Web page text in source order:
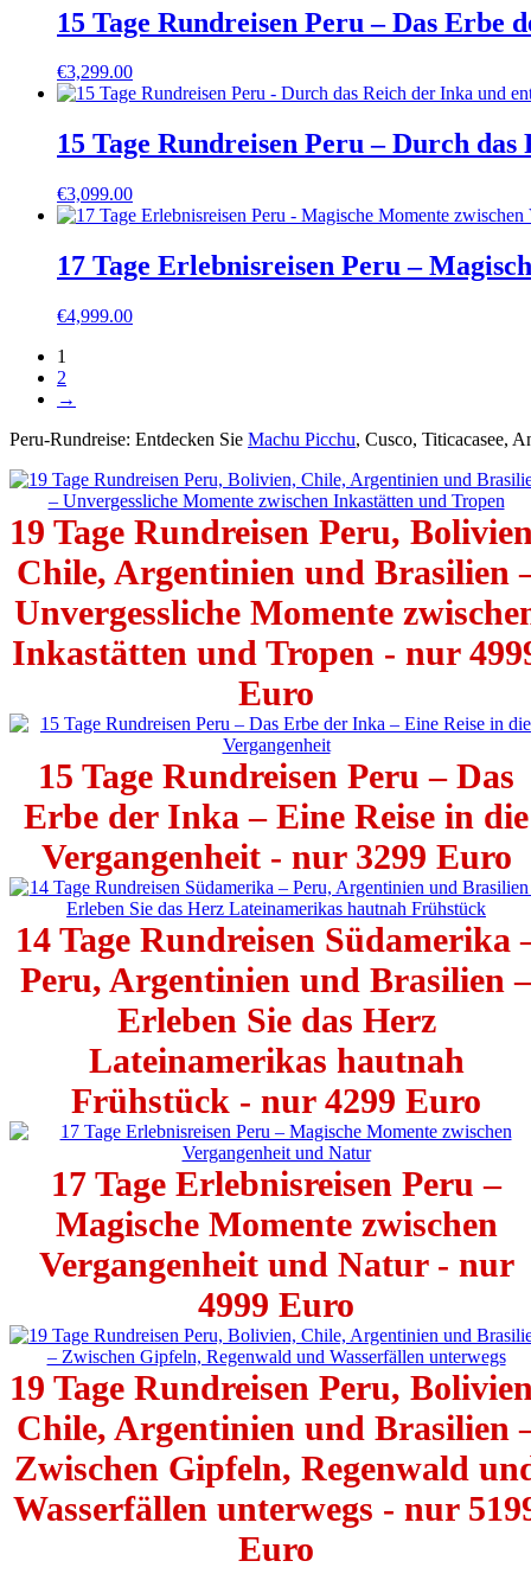
15 Tage Rundreisen Peru – Das Erbe
€3,299.00
15 Tage Rundreisen Peru – Durch
€3,099.00
17 Tage Erlebnisreisen Peru –
€4,999.00
1
2
→
Peru-Rundreise: Entdecken Sie Machu Picchu, Cusco, Titicacasee,
19 Tage Rundreisen Peru,
Chile, Argentinien und Brasilien
Unvergessliche Momente
Inkastätten und Tropen - nur
Euro
15 Tage Rundreisen Peru – Das
Erbe der Inka – Eine Reise in die
Vergangenheit - nur 3299 Euro
14 Tage Rundreisen Südamerika
Peru, Argentinien und Brasilien –
Erleben Sie das Herz
Lateinamerikas hautnah
Frühstück - nur 4299 Euro
17 Tage Erlebnisreisen Peru –
Magische Momente zwischen
Vergangenheit und Natur - nur
4999 Euro
19 Tage Rundreisen Peru,
Chile, Argentinien und Brasilien
Zwischen Gipfeln, Regenwald
Wasserfällen unterwegs - nur
Euro